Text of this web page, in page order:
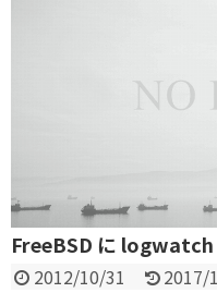
FreeBSD に logwatch
2012/10/31 2017/